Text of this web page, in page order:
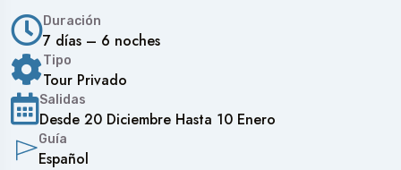
Duración
7 días – 6 noches
Tipo
Tour Privado
Salidas
Desde 20 Diciembre Hasta 10 Enero
Guía
Español